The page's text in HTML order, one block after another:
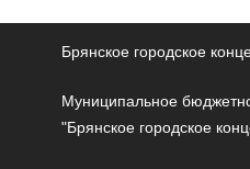
Брянское городское
Муниципальное
"Брянское городское